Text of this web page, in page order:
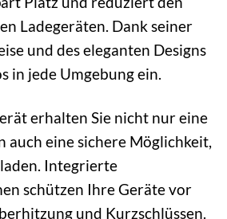
Ladegeräten. Dank seiner
und des eleganten Designs
in jede Umgebung ein.
erhalten Sie nicht nur eine
auch eine sichere Möglichkeit,
Integrierte
schützen Ihre Geräte vor
und Kurzschlüssen.